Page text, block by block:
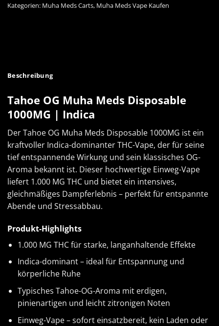
Kategorien: Muha Meds Carts, Muha Meds Vape Kaufen
Beschreibung
Tahoe OG Muha Meds Disposable
1000MG | Indica
Der Tahoe OG Muha Meds Disposable 1000MG ist ein
kraftvoller Indica-dominanter THC-Vape, der für seine
tief entspannende Wirkung und sein klassisches OG-
Aroma bekannt ist. Dieser hochwertige Einweg-Vape
liefert 1.000 MG THC und bietet ein intensives,
gleichmäßiges Dampferlebnis – perfekt für entspannte
Abende und Stressabbau.
Produkt-Highlights
1.000 MG THC für starke, langanhaltende Effekte
Indica-dominant – ideal für Entspannung und
körperliche Ruhe
Typisches Tahoe-OG-Aroma mit erdigen,
pinienartigen und leicht zitronigen Noten
Einweg-Vape – sofort einsatzbereit, kein Laden oder